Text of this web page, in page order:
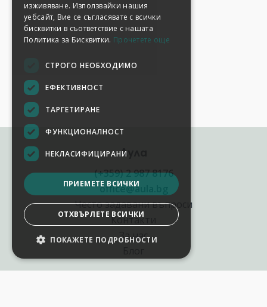
Аула
(+359) 2 987 8176
office@aula.bg
Често задавани въпроси
Контакти
За нас
изживяване. Използвайки нашия
уебсайт, Вие се съгласявате с всички
бисквитки в съответствие с нашата
Политика за Бисквитки. Прочетете още
СТРОГО НЕОБХОДИМО
ЕФЕКТИВНОСТ
ТАРГЕТИРАНЕ
ФУНКЦИОНАЛНОСТ
НЕКЛАСИФИЦИРАНИ
ПРИЕМЕТЕ ВСИЧКИ
ОТХВЪРЛЕТЕ ВСИЧКИ
ПОКАЖЕТЕ ПОДРОБНОСТИ